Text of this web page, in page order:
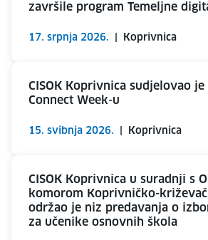
završile program Temeljne
17. srpnja 2026. Koprivnica
CISOK Koprivnica sudjelovao je
Connect Week-u
15. svibnja 2026. Koprivnica
CISOK Koprivnica u suradnji s
komorom Koprivničko-
održao je niz predavanja o
za učenike osnovnih škola